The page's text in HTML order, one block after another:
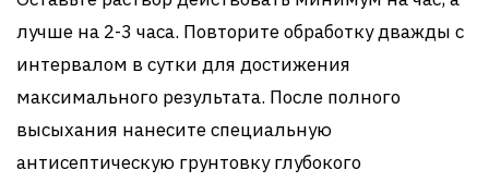
лучше на 2-3 часа. Повторите обработку дважды с
интервалом в сутки для достижения
максимального результата. После полного
высыхания нанесите специальную
антисептическую грунтовку глубокого